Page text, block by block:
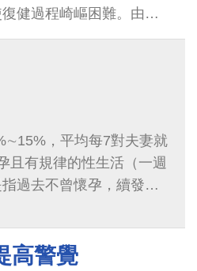
健過程崎嶇困難。由於
學附設醫院疼痛中心求
地破壞關節神經...
，平均每7對夫妻就
且有規律的性生活（一週
過去不曾懷孕，續發性
高警覺